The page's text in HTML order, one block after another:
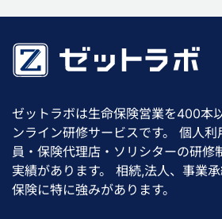
ゼットラボは生命保険営業を400本
ンライン研修サービスです。 個人
員・保険代理店・ソリシターの研修
実績があります。 相続,法人、事業
保険に特に強みがあります。